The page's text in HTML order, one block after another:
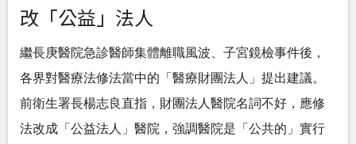
改「公益」法人
繼長庚醫院急診醫師集體離職風波、子宮鏡檢事件後，
各界對醫療法修法當中的「醫療財團法人」提出建議。
前衛生署長楊志良直指，財團法人醫院名詞不好，應修
法改成「公益法人」醫院，強調醫院是「公共的」實行